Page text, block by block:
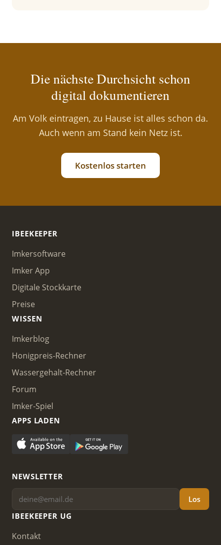
Die nächste Durchsicht schon
digital dokumentieren
Am Volk eintragen, zu Hause ist alles schon da.
Auch wenn am Stand kein Netz ist.
Kostenlos starten
IBEEKEEPER
Imkersoftware
Imker App
Digitale Stockkarte
Preise
WISSEN
Imkerblog
Honigpreis-Rechner
Wassergehalt-Rechner
Forum
Imker-Spiel
APPS LADEN
NEWSLETTER
Los
IBEEKEEPER UG
Kontakt